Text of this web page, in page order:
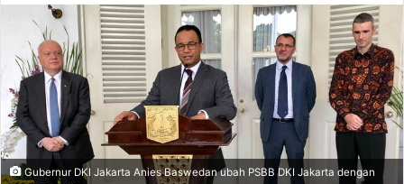
email
Gubernur DKI Jakarta Anies Baswedan ubah PSBB DKI Jakarta dengan